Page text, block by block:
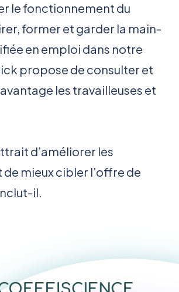
le fonctionnement du
former et garder la main-
en emploi dans notre
propose de consulter et
les travailleuses et
d’améliorer les
mieux cibler l’offre de
il.